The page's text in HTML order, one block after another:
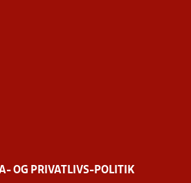
OG PRIVATLIVS-POLITIK